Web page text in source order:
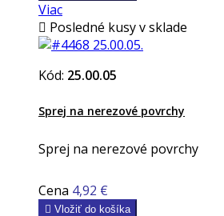
Viac
 Posledné kusy v sklade
Kód: 25.00.05
Sprej na nerezové povrchy
Sprej na nerezové povrchy
Cena 4,92 €
 Vložiť do košíka